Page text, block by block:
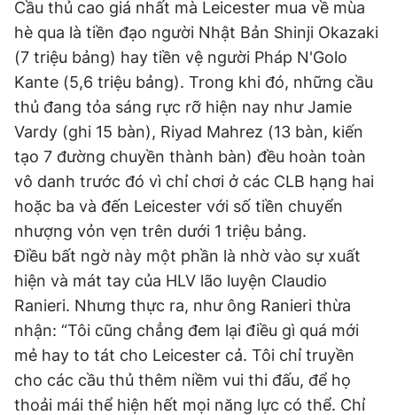
Cầu thủ cao giá nhất mà Leicester mua về mùa
hè qua là tiền đạo người Nhật Bản Shinji Okazaki
(7 triệu bảng) hay tiền vệ người Pháp N'Golo
Kante (5,6 triệu bảng). Trong khi đó, những cầu
thủ đang tỏa sáng rực rỡ hiện nay như Jamie
Vardy (ghi 15 bàn), Riyad Mahrez (13 bàn, kiến
tạo 7 đường chuyền thành bàn) đều hoàn toàn
vô danh trước đó vì chỉ chơi ở các CLB hạng hai
hoặc ba và đến Leicester với số tiền chuyển
nhượng vỏn vẹn trên dưới 1 triệu bảng.
Điều bất ngờ này một phần là nhờ vào sự xuất
hiện và mát tay của HLV lão luyện Claudio
Ranieri. Nhưng thực ra, như ông Ranieri thừa
nhận: “Tôi cũng chẳng đem lại điều gì quá mới
mẻ hay to tát cho Leicester cả. Tôi chỉ truyền
cho các cầu thủ thêm niềm vui thi đấu, để họ
thoải mái thể hiện hết mọi năng lực có thể. Chỉ